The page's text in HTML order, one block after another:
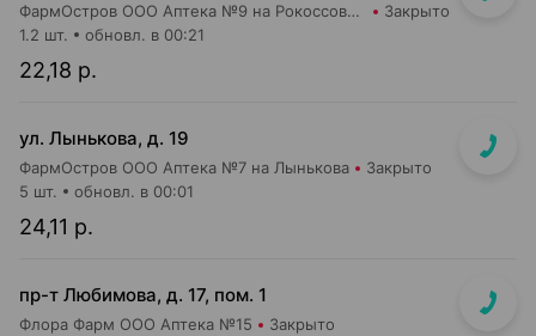
ФармОстров ООО Аптека №9 на Рокоссовского Закрыто
22,18 р.
1.2 шт. обновл. в 00:21
ул. Лынькова, д. 19
ФармОстров ООО Аптека №7 на Лынькова Закрыто
24,11 р.
5 шт. обновл. в 00:01
пр-т Любимова, д. 17, пом. 1
Флора Фарм ООО Аптека №15 Закрыто